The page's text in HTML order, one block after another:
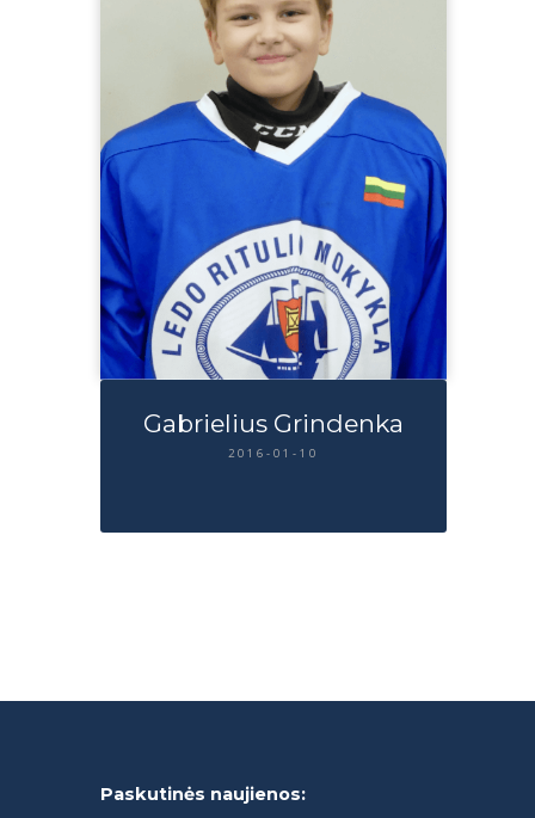
Gabrielius Grindenka
2016-01-10
Paskutinės naujienos: